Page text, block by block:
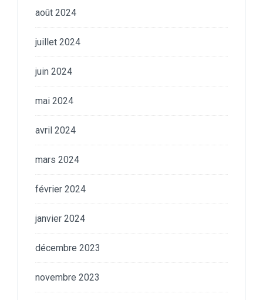
août 2024
juillet 2024
juin 2024
mai 2024
avril 2024
mars 2024
février 2024
janvier 2024
décembre 2023
novembre 2023